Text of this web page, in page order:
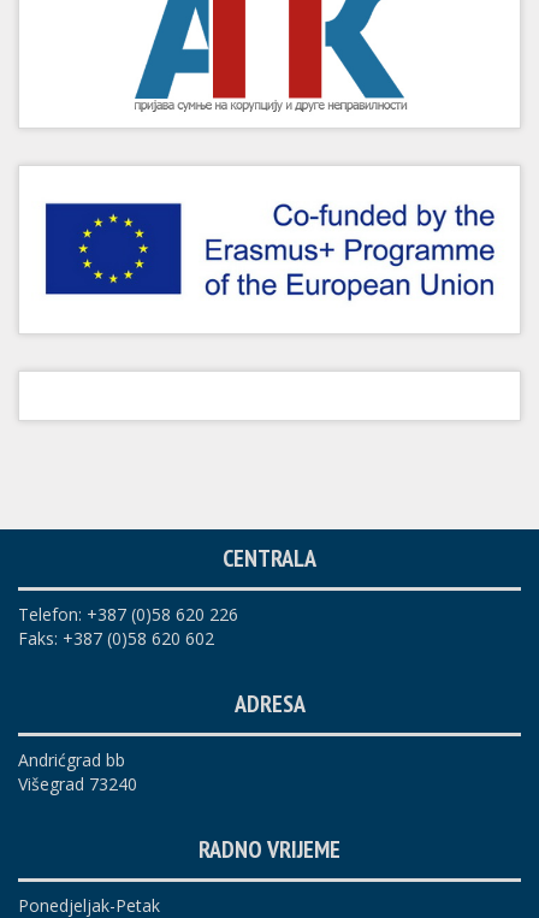
CENTRALA
Telefon: +387 (0)58 620 226
Faks: +387 (0)58 620 602
ADRESA
Andrićgrad bb
Višegrad 73240
RADNO VRIJEME
Ponedjeljak-Petak